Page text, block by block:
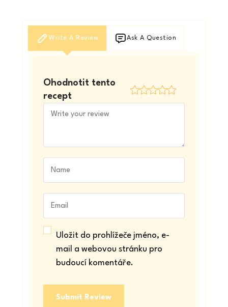
Write A Review Ask A Question
Ohodnotit tento
recept
Uložit do prohlížeče jméno, e-
mail a webovou stránku pro
budoucí komentáře.